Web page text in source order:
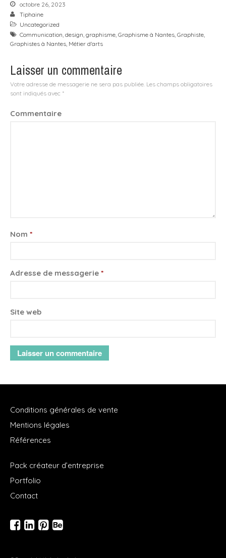
octobre 26, 2023
Tiphaine
Uncategorized
Communication, design, graphisme, Graphisme à Nantes, Graphiste,
Graphistes à Nantes, Métier d'arts
Laisser un commentaire
Votre adresse de messagerie ne sera pas publiée. Les champs obligatoires
sont indiqués avec *
Commentaire
Nom *
Adresse de messagerie *
Site web
Conditions générales de vente
Mentions légales
Références
Pack créateur d’entreprise
Portfolio
Contact